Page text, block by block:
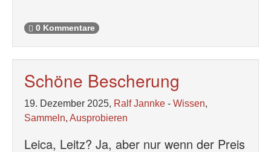
0 Kommentare
Schöne Bescherung
19. Dezember 2025, Ralf Jannke - Wissen,
Sammeln, Ausprobieren
Leica, Leitz? Ja, aber nur wenn der Preis